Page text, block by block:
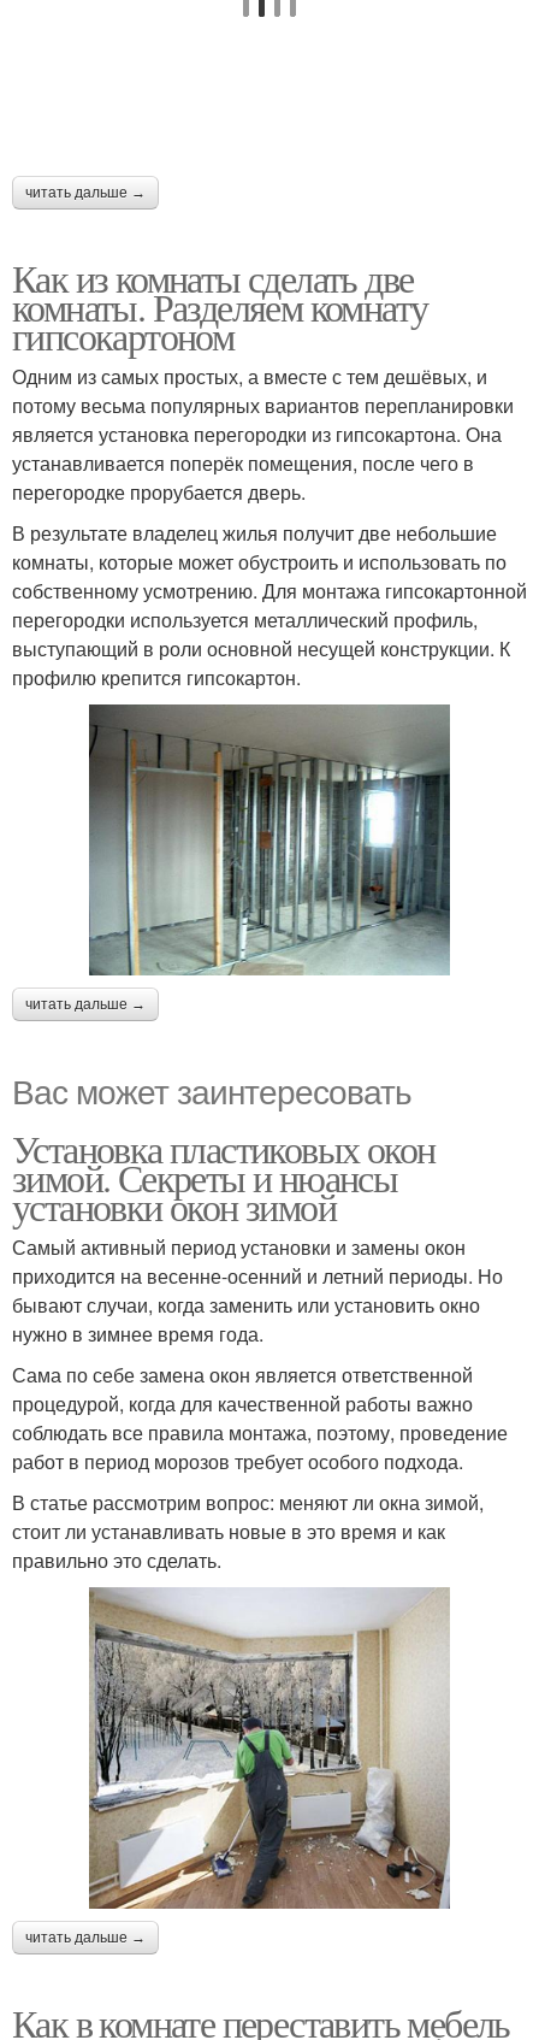
читать дальше →
Как из комнаты сделать две
комнаты. Разделяем комнату
гипсокартоном
Одним из самых простых, а вместе с тем дешёвых, и
потому весьма популярных вариантов перепланировки
является установка перегородки из гипсокартона. Она
устанавливается поперёк помещения, после чего в
перегородке прорубается дверь.
В результате владелец жилья получит две небольшие
комнаты, которые может обустроить и использовать по
собственному усмотрению. Для монтажа гипсокартонной
перегородки используется металлический профиль,
выступающий в роли основной несущей конструкции. К
профилю крепится гипсокартон.
читать дальше →
Вас может заинтересовать
Установка пластиковых окон
зимой. Секреты и нюансы
установки окон зимой
Самый активный период установки и замены окон
приходится на весенне-осенний и летний периоды. Но
бывают случаи, когда заменить или установить окно
нужно в зимнее время года.
Сама по себе замена окон является ответственной
процедурой, когда для качественной работы важно
соблюдать все правила монтажа, поэтому, проведение
работ в период морозов требует особого подхода.
В статье рассмотрим вопрос: меняют ли окна зимой,
стоит ли устанавливать новые в это время и как
правильно это сделать.
читать дальше →
Как в комнате переставить мебель